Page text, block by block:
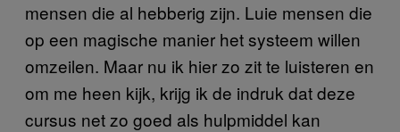
mensen die al hebberig zijn. Luie mensen die
op een magische manier het systeem willen
omzeilen. Maar nu ik hier zo zit te luisteren en
om me heen kijk, krijg ik de indruk dat deze
cursus net zo goed als hulpmiddel kan